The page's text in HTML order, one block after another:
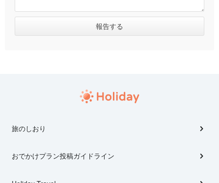
旅のしおり
おでかけプラン投稿ガイドライン